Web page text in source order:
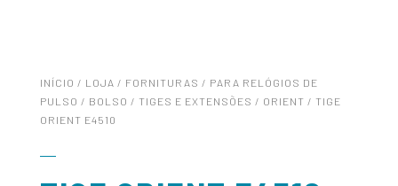
INÍCIO / LOJA / FORNITURAS / PARA RELÓGIOS DE
PULSO / BOLSO / TIGES E EXTENSÕES / ORIENT / TIGE
ORIENT E4510